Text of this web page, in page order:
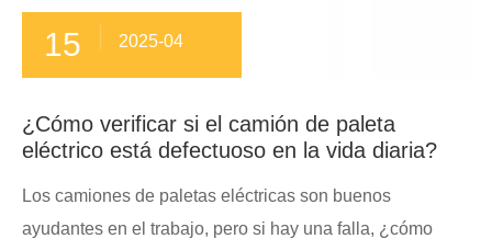
15 2025-04
¿Cómo verificar si el camión de paleta
eléctrico está defectuoso en la vida diaria?
Los camiones de paletas eléctricas son buenos
ayudantes en el trabajo, pero si hay una falla, ¿cómo